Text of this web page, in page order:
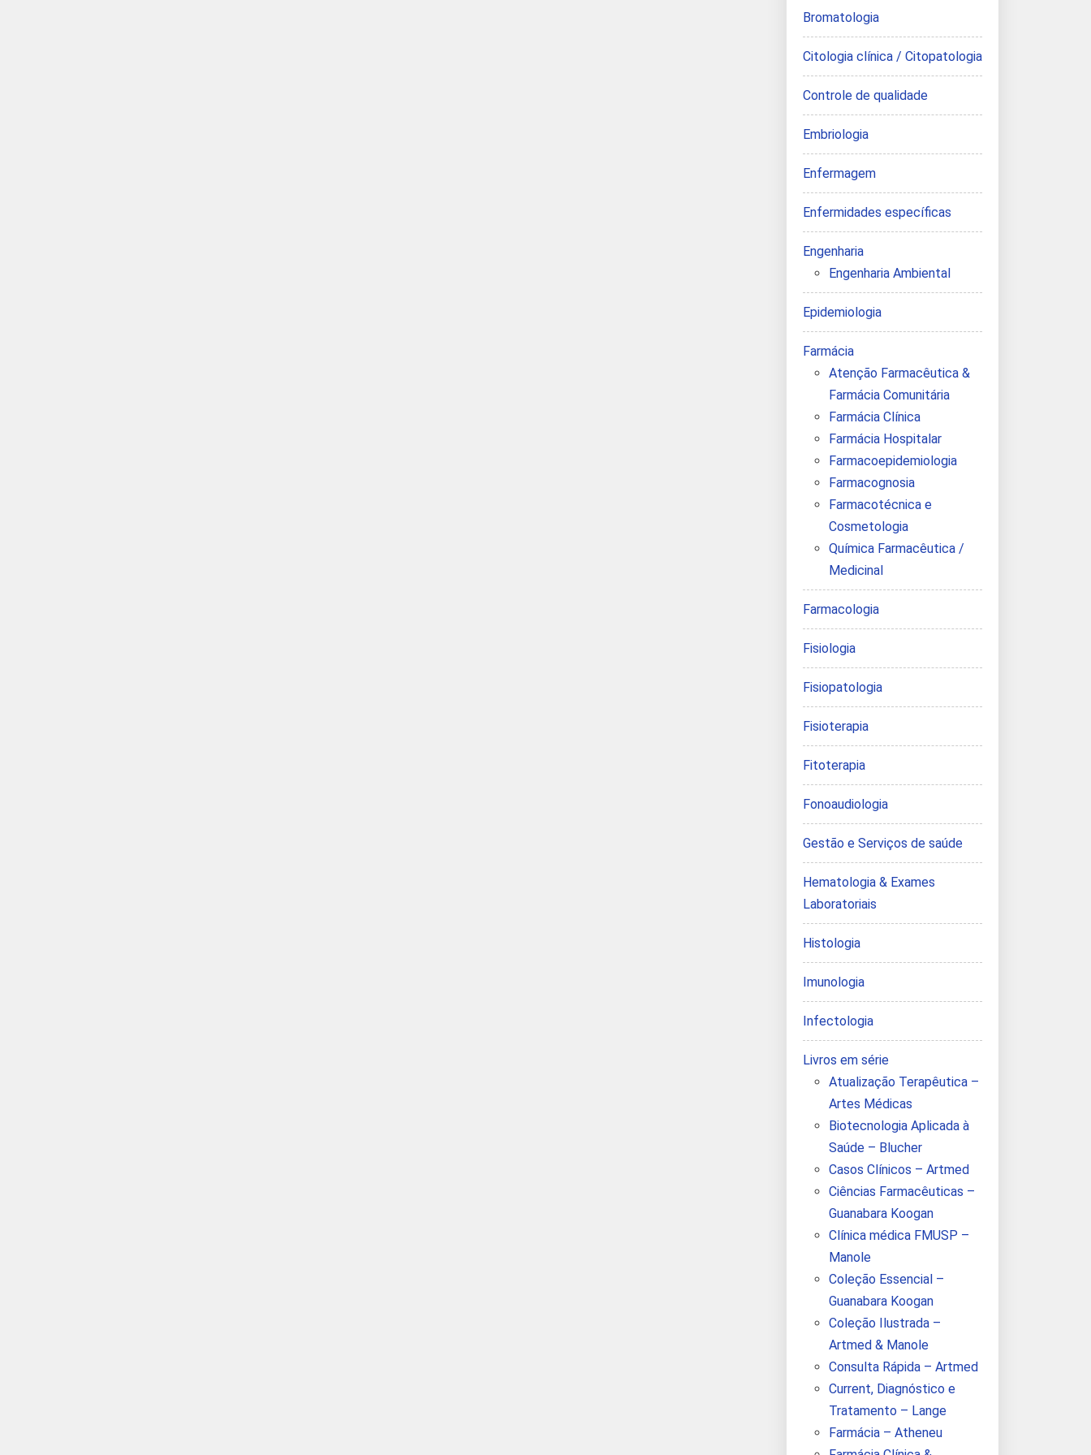
Bromatologia
Citologia clínica / Citopatologia
Controle de qualidade
Embriologia
Enfermagem
Enfermidades específicas
Engenharia
Engenharia Ambiental
Epidemiologia
Farmácia
Atenção Farmacêutica &
Farmácia Comunitária
Farmácia Clínica
Farmácia Hospitalar
Farmacoepidemiologia
Farmacognosia
Farmacotécnica e
Cosmetologia
Química Farmacêutica /
Medicinal
Farmacologia
Fisiologia
Fisiopatologia
Fisioterapia
Fitoterapia
Fonoaudiologia
Gestão e Serviços de saúde
Hematologia & Exames
Laboratoriais
Histologia
Imunologia
Infectologia
Livros em série
Atualização Terapêutica –
Artes Médicas
Biotecnologia Aplicada à
Saúde – Blucher
Casos Clínicos – Artmed
Ciências Farmacêuticas –
Guanabara Koogan
Clínica médica FMUSP –
Manole
Coleção Essencial –
Guanabara Koogan
Coleção Ilustrada –
Artmed & Manole
Consulta Rápida – Artmed
Current, Diagnóstico e
Tratamento – Lange
Farmácia – Atheneu